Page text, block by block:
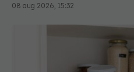
08 aug 2026, 15:32